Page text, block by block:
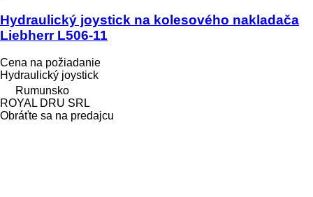
Hydraulický joystick na kolesového nakladača
Liebherr L506-11
Cena na požiadanie
Hydraulický joystick
Rumunsko
ROYAL DRU SRL
Obráťte sa na predajcu